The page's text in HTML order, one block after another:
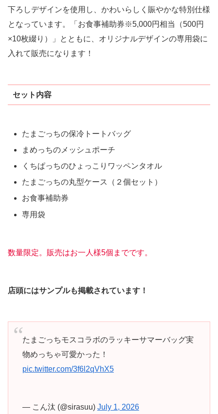
下ろしデザインを使用し、かわいらしく賑やかな特別仕様
となっています。「お食事補助券※5,000円相当（500円
×10枚綴り）」とともに、オリジナルデザインの専用袋に
入れて販売になります！
セット内容
たまごっちの保冷トートバッグ
まめっちのメッシュポーチ
くちぱっちのひょっこりワッペンタオル
たまごっちの丸型ケース（２個セット）
お食事補助券
専用袋
数量限定。販売はお一人様5個までです。
店頭にはサンプルも掲載されています！
たまごっちモスコラボのラッキーサマーバッグ実
物めっちゃ可愛かった！
pic.twitter.com/3f6l2qVhX5
— こん汰 (@sirasuu) July 1, 2026